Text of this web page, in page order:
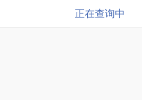
正在查询中